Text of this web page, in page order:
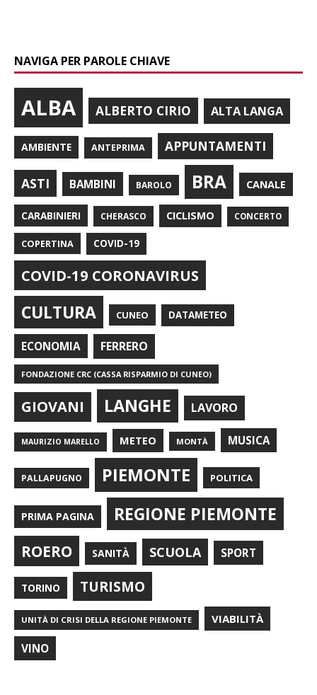
NAVIGA PER PAROLE CHIAVE
ALBA ALBERTO CIRIO ALTA LANGA
AMBIENTE ANTEPRIMA APPUNTAMENTI
ASTI BAMBINI BAROLO BRA CANALE
CARABINIERI CHERASCO CICLISMO CONCERTO
COPERTINA COVID-19
COVID-19 CORONAVIRUS
CULTURA CUNEO DATAMETEO
ECONOMIA FERRERO
FONDAZIONE CRC (CASSA RISPARMIO DI CUNEO)
GIOVANI LANGHE LAVORO
MAURIZIO MARELLO METEO MONTÀ MUSICA
PALLAPUGNO PIEMONTE POLITICA
PRIMA PAGINA REGIONE PIEMONTE
ROERO SANITÀ SCUOLA SPORT
TORINO TURISMO
UNITÀ DI CRISI DELLA REGIONE PIEMONTE VIABILITÀ
VINO